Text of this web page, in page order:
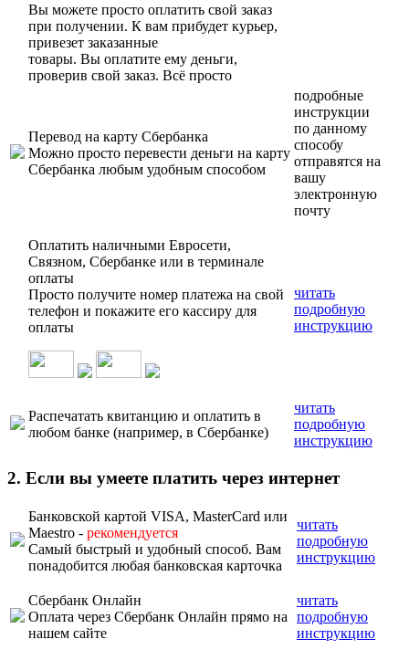
Вы можете просто оплатить свой заказ
при получении. К вам прибудет курьер,
привезет заказанные
товары. Вы оплатите ему деньги,
проверив свой заказ. Всё просто
Перевод на карту Сбербанка
Можно просто перевести деньги на карту
Сбербанка любым удобным способом
подробные
инструкции
по данному
способу
отправятся на
вашу
электронную
почту
Оплатить наличными Евросети,
Связном, Сбербанке или в терминале
оплаты
Просто получите номер платежа на свой
телефон и покажите его кассиру для
оплаты
читать
подробную
инструкцию
Распечатать квитанцию и оплатить в
любом банке (например, в Сбербанке)
читать
подробную
инструкцию
2. Если вы умеете платить через интернет
Банковской картой VISA, MasterCard или
Maestro - рекомендуется
Самый быстрый и удобный способ. Вам
понадобится любая банковская карточка
читать
подробную
инструкцию
Сбербанк Онлайн
Оплата через Сбербанк Онлайн прямо на
нашем сайте
читать
подробную
инструкцию